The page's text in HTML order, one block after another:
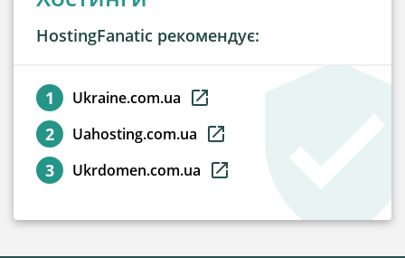
HostingFanatic рекомендує:
Ukraine.com.ua
Uahosting.com.ua
Ukrdomen.com.ua